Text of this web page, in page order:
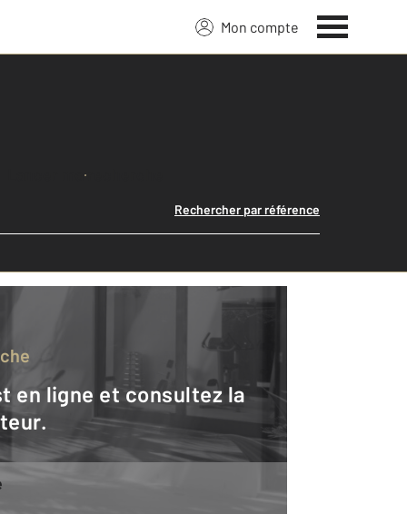
Mon compte
Lancer ma recherche
Rechercher par référence